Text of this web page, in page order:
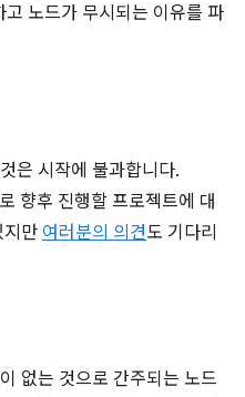
노드가 무시되는 이유를 파
은 시작에 불과합니다.
향후 진행할 프로젝트에 대
지만 여러분의 의견도 기다리
없는 것으로 간주되는 노드